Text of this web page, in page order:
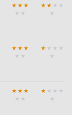
★ ★ ★
★ ★
★ ★ ★ ★
★
★ ★ ★
★ ★
★ ★ ★ ★
★
★ ★ ★
★ ★
★ ★ ★ ★
★